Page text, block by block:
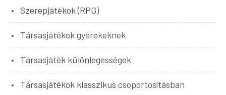
Szerepjátékok (RPG)
Társasjátékok gyerekeknek
Társasjáték különlegességek
Társasjátékok klasszikus csoportosításban